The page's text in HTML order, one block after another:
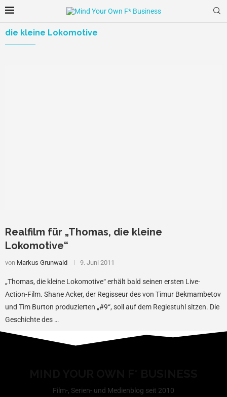
die kleine Lokomotive
Realfilm für „Thomas, die kleine
Lokomotive“
von Markus Grunwald 9. Juni 2011
„Thomas, die kleine Lokomotive“ erhält bald seinen ersten Live-
Action-Film. Shane Acker, der Regisseur des von Timur Bekmambetov
und Tim Burton produzierten „#9“, soll auf dem Regiestuhl sitzen. Die
Geschichte des …
Film-, Serien- und Medienblog seit 2010